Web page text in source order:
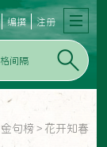
编撰 注册
金句榜 > 花开知春